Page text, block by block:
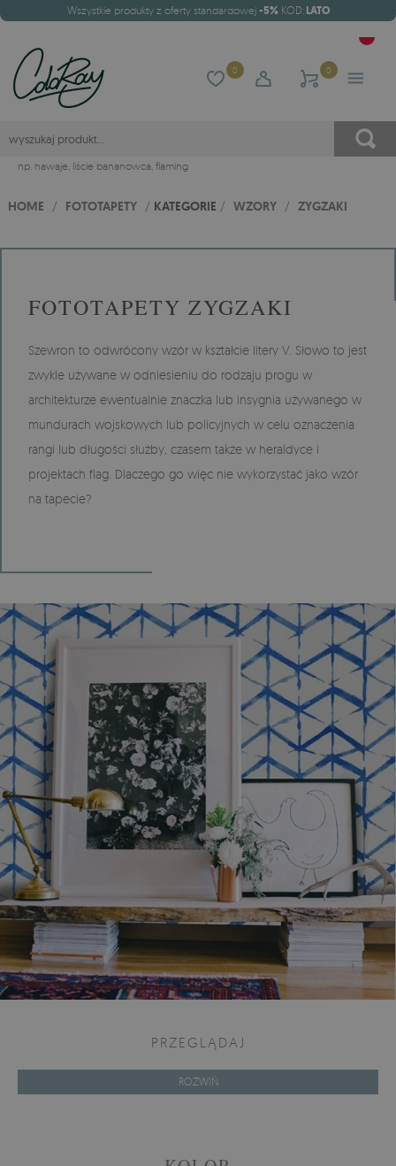
Wszystkie produkty z oferty standardowej -5%KOD:LATO
0 0
np. hawaje, liście bananowca, flaming
HOME / FOTOTAPETY / KATEGORIE / WZORY / ZYGZAKI
FOTOTAPETY ZYGZAKI
Szewron to odwrócony wzór w kształcie litery V. Słowo to jest
zwykle używane w odniesieniu do rodzaju progu w
architekturze ewentualnie znaczka lub insygnia używanego w
mundurach wojskowych lub policyjnych w celu oznaczenia
rangi lub długości służby, czasem także w heraldyce i
projektach flag. Dlaczego go więc nie wykorzystać jako wzór
na tapecie?
PRZEGLĄDAJ
ROZWIŃ